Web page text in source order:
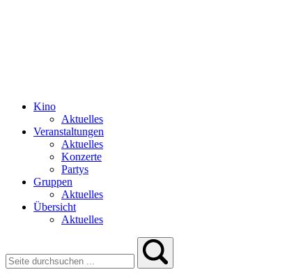
Kino
Aktuelles
Veranstaltungen
Aktuelles
Konzerte
Partys
Gruppen
Aktuelles
Übersicht
Aktuelles